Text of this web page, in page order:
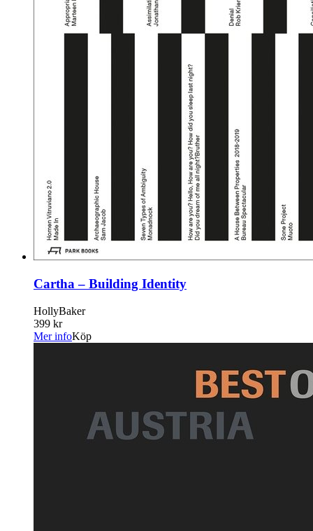
Cartha – Building Identity
HollyBaker
399 kr
Mer infoKöp